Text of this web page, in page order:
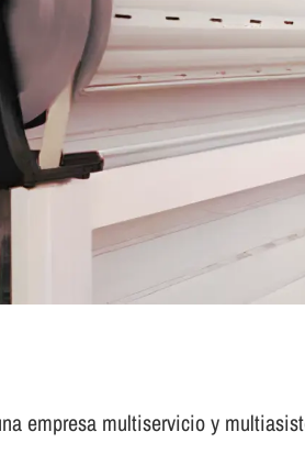
empresa multiservicio y